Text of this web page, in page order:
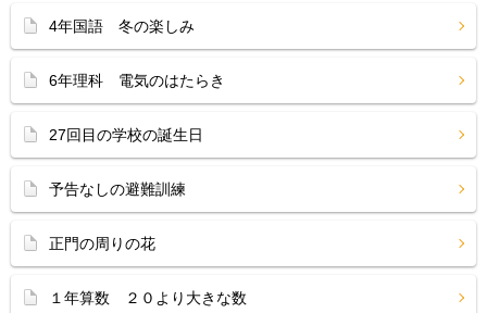
4年国語 冬の楽しみ
6年理科 電気のはたらき
27回目の学校の誕生日
予告なしの避難訓練
正門の周りの花
１年算数 ２０より大きな数